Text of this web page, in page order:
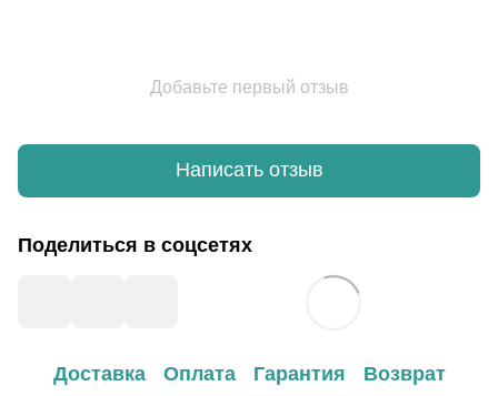
Добавьте первый отзыв
Написать отзыв
Поделиться в соцсетях
Доставка Оплата Гарантия Возврат